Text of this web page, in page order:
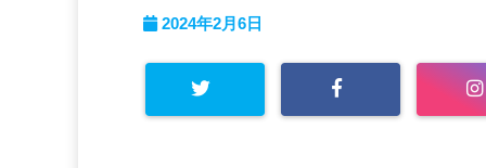
2024年2月6日